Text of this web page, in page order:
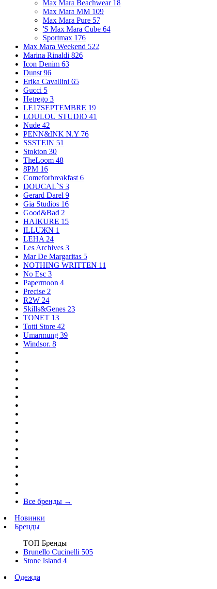
Max Mara Beachwear 18
Max Mara MM 109
Max Mara Pure 57
'S Max Mara Cube 64
Sportmax 176
Max Mara Weekend 522
Marina Rinaldi 826
Icon Denim 63
Dunst 96
Erika Cavallini 65
Gucci 5
Hetrego 3
LE17SEPTEMBRE 19
LOULOU STUDIO 41
Nude 42
PENN&INK N.Y 76
SSSTEIN 51
Stokton 30
TheLoom 48
8PM 16
Comeforbreakfast 6
DOUCAL`S 3
Gerard Darel 9
Gia Studios 16
Good&Bad 2
HAIKURE 15
ILLUЖN 1
LEHA 24
Les Archives 3
Mar De Margaritas 5
NOTHING WRITTEN 11
No Esc 3
Papermoon 4
Precise 2
R2W 24
Skills&Genes 23
TONET 13
Totti Store 42
Umarmung 39
Windsor. 8
Все бренды →
Новинки
Бренды
ТОП Бренды
Brunello Cucinelli 505
Stone Island 4
Одежда